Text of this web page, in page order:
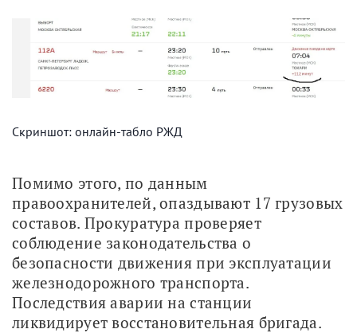
Скриншот: онлайн-табло РЖД
Помимо этого, по данным
правоохранителей, опаздывают 17 грузовых
составов. Прокуратура проверяет
соблюдение законодательства о
безопасности движения при эксплуатации
железнодорожного транспорта.
Последствия аварии на станции
ликвидирует восстановительная бригада.